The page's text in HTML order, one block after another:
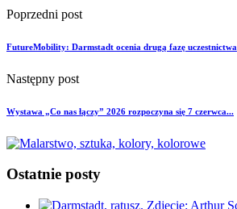
Poprzedni post
FutureMobility: Darmstadt ocenia drugą fazę uczestnictwa
Następny post
Wystawa „Co nas łączy” 2026 rozpoczyna się 7 czerwca...
Ostatnie posty